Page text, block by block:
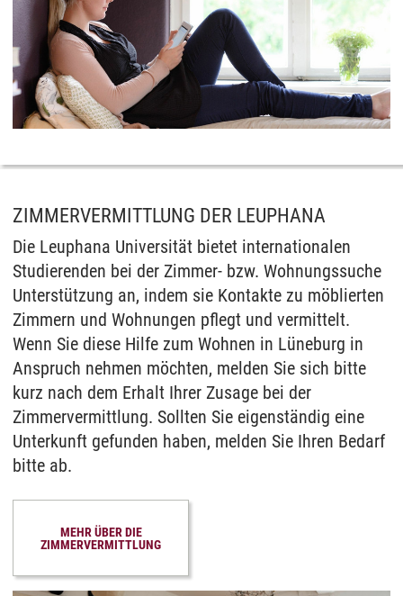
ZIMMERVERMITTLUNG DER LEUPHANA
Die Leuphana Universität bietet internationalen
Studierenden bei der Zimmer- bzw. Wohnungssuche
Unterstützung an, indem sie Kontakte zu möblierten
Zimmern und Wohnungen pflegt und vermittelt.
Wenn Sie diese Hilfe zum Wohnen in Lüneburg in
Anspruch nehmen möchten, melden Sie sich bitte
kurz nach dem Erhalt Ihrer Zusage bei der
Zimmervermittlung. Sollten Sie eigenständig eine
Unterkunft gefunden haben, melden Sie Ihren Bedarf
bitte ab.
MEHR ÜBER DIE
ZIMMERVERMITTLUNG